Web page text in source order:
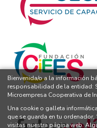
Bienvenida/o a la información
responsabilidad de la entidad:
Microempresa Cooperativa de
Una cookie o galleta
que se guarda en tu
visitas nuestra página web.